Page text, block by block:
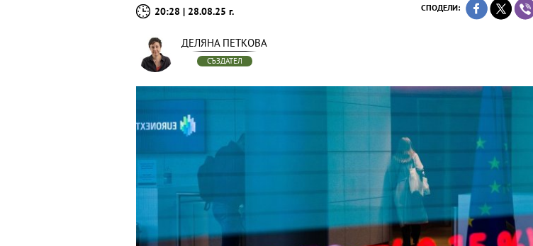
20:28 | 28.08.25 г. СПОДЕЛИ:
ДЕЛЯНА ПЕТКОВА
СЪЗДАТЕЛ